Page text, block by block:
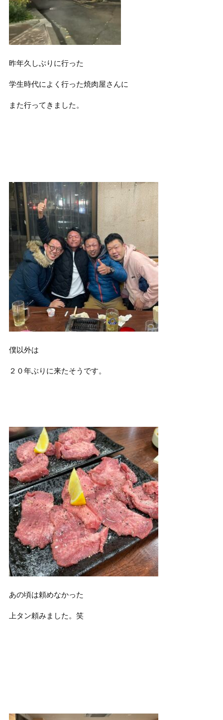
昨年久しぶりに行った
学生時代によく行った焼肉屋さんに
また行ってきました。
僕以外は
２０年ぶりに来たそうです。
あの頃は頼めなかった
上タン頼みました。笑